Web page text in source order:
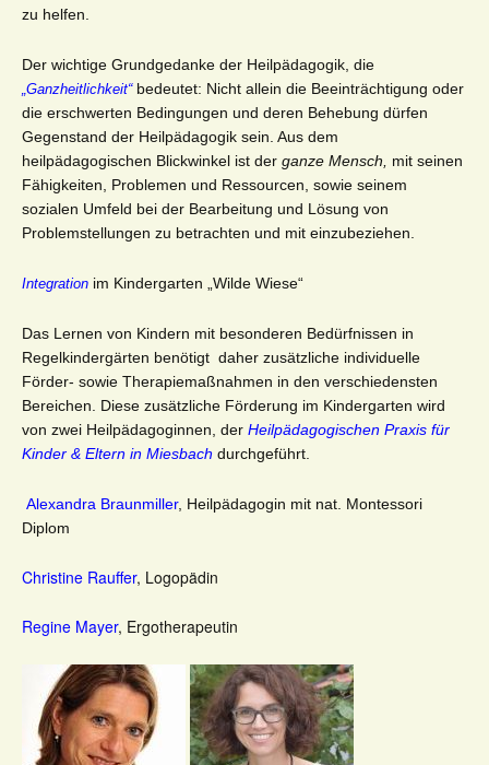
zu helfen.
Der wichtige Grundgedanke der Heilpädagogik, die
„Ganzheitlichkeit“ bedeutet: Nicht allein die Beeinträchtigung oder
die erschwerten Bedingungen und deren Behebung dürfen
Gegenstand der Heilpädagogik sein. Aus dem
heilpädagogischen Blickwinkel ist der ganze Mensch,
mit seinen
Fähigkeiten, Problemen und Ressourcen, sowie seinem
sozialen Umfeld bei der Bearbeitung und Lösung von
Problemstellungen zu betrachten und mit einzubeziehen.
Integration im Kindergarten „Wilde Wiese“
Das Lernen von Kindern mit besonderen Bedürfnissen in
Regelkindergärten benötigt daher zusätzliche individuelle
Förder- sowie Therapiemaßnahmen in den verschiedensten
Bereichen. Diese zusätzliche Förderung im Kindergarten wird
von zwei Heilpädagoginnen, der Heilpädagogischen Praxis für
Kinder & Eltern in Miesbach durchgeführt.
Alexandra Braunmiller, Heilpädagogin mit nat. Montessori
Diplom
Christine Rauffer, Logopädin
Regine Mayer, Ergotherapeutin